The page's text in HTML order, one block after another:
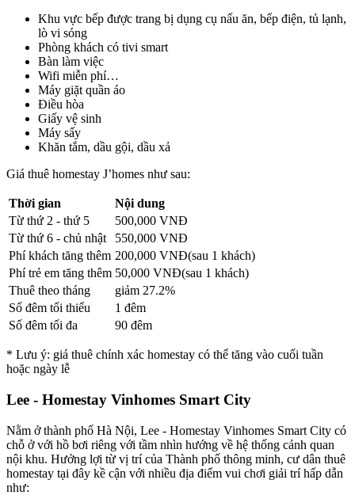
Khu vực bếp được trang bị dụng cụ nấu ăn, bếp điện, tủ lạnh,
lò vi sóng
Phòng khách có tivi smart
Bàn làm việc
Wifi miễn phí…
Máy giặt quần áo
Điều hòa
Giấy vệ sinh
Máy sấy
Khăn tắm, dầu gội, dầu xả
Giá thuê homestay J’homes như sau:
Thời gian
Nội dung
Từ thứ 2 - thứ 5
500,000 VNĐ
Từ thứ 6 - chủ nhật
550,000 VNĐ
Phí khách tăng thêm 200,000 VNĐ(sau 1 khách)
Phí trẻ em tăng thêm 50,000 VNĐ(sau 1 khách)
Thuê theo tháng
giảm 27.2%
Số đêm tối thiểu
1 đêm
Số đêm tối đa
90 đêm
* Lưu ý: giá thuê chính xác homestay có thể tăng vào cuối tuần
hoặc ngày lễ
Lee - Homestay Vinhomes Smart City
Nằm ở thành phố Hà Nội, Lee - Homestay Vinhomes Smart City có
chỗ ở với hồ bơi riêng với tầm nhìn hướng về hệ thống cảnh quan
nội khu. Hưởng lợi từ vị trí của Thành phố thông minh, cư dân thuê
homestay tại đây kề cận với nhiều địa điểm vui chơi giải trí hấp dẫn
như: